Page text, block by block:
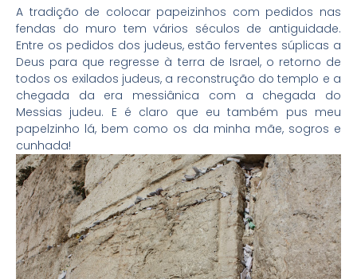
A tradição de colocar papeizinhos com pedidos nas
fendas do muro tem vários séculos de antiguidade.
Entre os pedidos dos judeus, estão ferventes súplicas a
Deus para que regresse à terra de Israel, o retorno de
todos os exilados judeus, a reconstrução do templo e a
chegada da era messiânica com a chegada do
Messias judeu. E é claro que eu também pus meu
papelzinho lá, bem como os da minha mãe, sogros e
cunhada!